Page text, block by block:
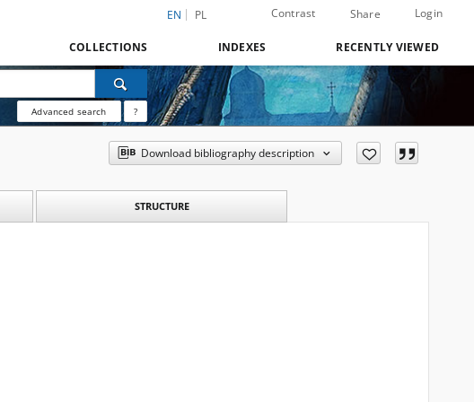
EN PL Contrast Share Login
COLLECTIONS INDEXES RECENTLY VIEWED
Advanced search ?
Download bibliography description
STRUCTURE